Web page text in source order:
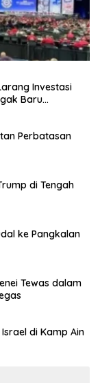
Investasi
Baru
Perbatasan
di Tengah
ke Pangkalan
Tewas dalam
di Kamp Ain